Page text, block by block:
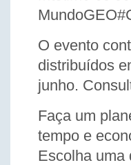
O evento
distribuídos
junho.
Faça um
tempo e
Escolha uma